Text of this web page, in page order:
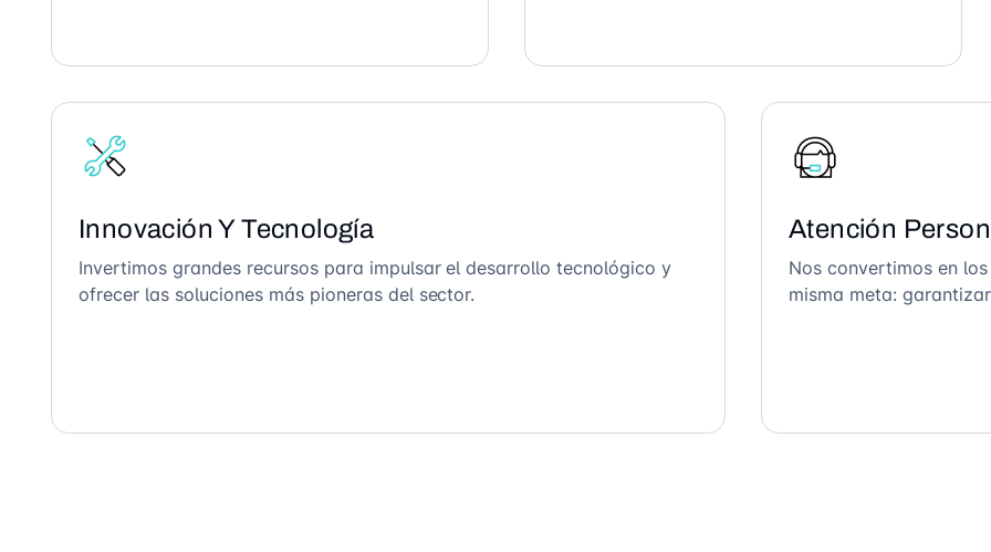
Innovación Y Tecnología
Invertimos grandes recursos para impulsar el desarrollo tecnológico y
ofrecer las soluciones más pioneras del sector.
Atención
Nos convertimos en
misma meta: